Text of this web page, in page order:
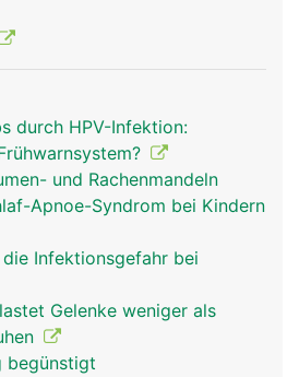
durch HPV-Infektion:
und Rachenmandeln
Apnoe-Syndrom bei Kindern
Infektionsgefahr bei
Gelenke weniger als
begünstigt